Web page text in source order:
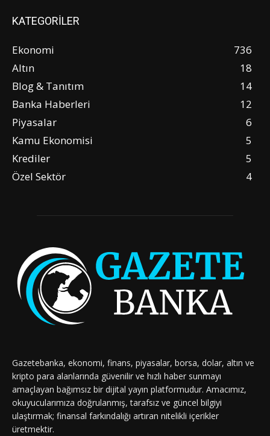
KATEGORİLER
Ekonomi
736
Altın
18
Blog & Tanıtım
14
Banka Haberleri
12
Piyasalar
6
Kamu Ekonomisi
5
Krediler
5
Özel Sektör
4
Gazetebanka, ekonomi, finans, piyasalar, borsa, dolar, altın ve
kripto para alanlarında güvenilir ve hızlı haber sunmayı
amaçlayan bağımsız bir dijital yayın platformudur. Amacımız,
okuyucularımıza doğrulanmış, tarafsız ve güncel bilgiyi
ulaştırmak; finansal farkındalığı artıran nitelikli içerikler
üretmektir.